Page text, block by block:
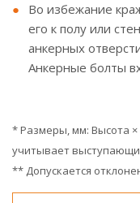
Во избежание
его к полу или
анкерных
Анкерные болты
* Размеры, мм: Высота
учитывает
** Допускается